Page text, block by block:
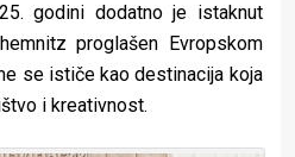
godini dodatno je istaknut
proglašen Evropskom
se ističe kao destinacija koja
i kreativnost.